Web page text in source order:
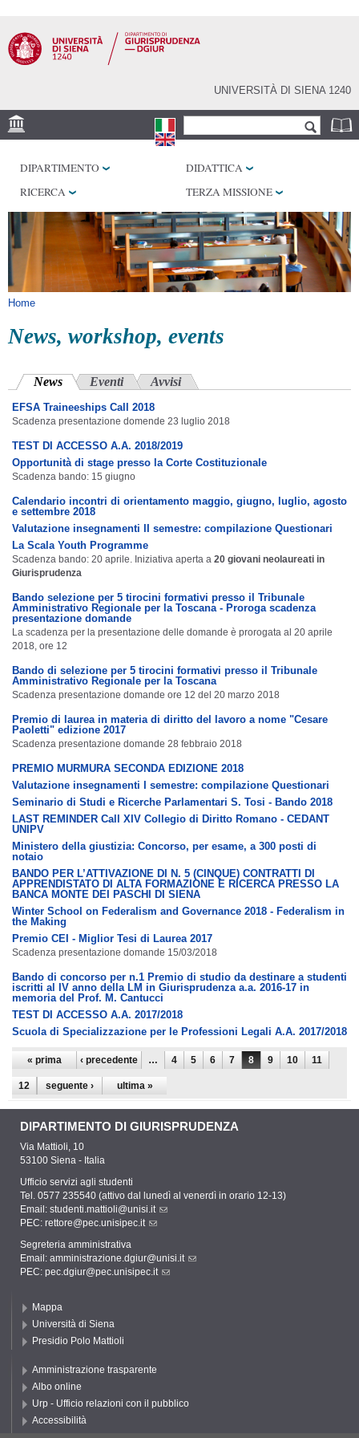
contenuto
principale
UNIVERSITÀ DI SIENA 1240
Form di ricerca
BIBLIOTECHE
SERVIZI
DIPARTIMENTO
DIDATTICA
RICERCA
TERZA MISSIONE
Tu sei qui
Home
News, workshop, events
News (scheda attiva)
Eventi Avvisi
EFSA Traineeships Call 2018
Scadenza presentazione domende 23 luglio 2018
TEST DI ACCESSO A.A. 2018/2019
Opportunità di stage presso la Corte Costituzionale
Scadenza bando: 15 giugno
Calendario incontri di orientamento maggio, giugno, luglio, agosto
e settembre 2018
Valutazione insegnamenti II semestre: compilazione Questionari
La Scala Youth Programme
Scadenza bando: 20 aprile. Iniziativa aperta a 20 giovani neolaureati in
Giurisprudenza
Bando selezione per 5 tirocini formativi presso il Tribunale
Amministrativo Regionale per la Toscana - Proroga scadenza
presentazione domande
La scadenza per la presentazione delle domande è prorogata al 20 aprile
2018, ore 12
Bando di selezione per 5 tirocini formativi presso il Tribunale
Amministrativo Regionale per la Toscana
Scadenza presentazione domande ore 12 del 20 marzo 2018
Premio di laurea in materia di diritto del lavoro a nome "Cesare
Paoletti" edizione 2017
Scadenza presentazione domande 28 febbraio 2018
PREMIO MURMURA SECONDA EDIZIONE 2018
Valutazione insegnamenti I semestre: compilazione Questionari
Seminario di Studi e Ricerche Parlamentari S. Tosi - Bando 2018
LAST REMINDER Call XIV Collegio di Diritto Romano - CEDANT
UNIPV
Ministero della giustizia: Concorso, per esame, a 300 posti di
notaio
BANDO PER L’ATTIVAZIONE DI N. 5 (CINQUE) CONTRATTI DI
APPRENDISTATO DI ALTA FORMAZIONE E RICERCA PRESSO LA
BANCA MONTE DEI PASCHI DI SIENA
Winter School on Federalism and Governance 2018 - Federalism in
the Making
Premio CEI - Miglior Tesi di Laurea 2017
Scadenza presentazione domande 15/03/2018
Bando di concorso per n.1 Premio di studio da destinare a studenti
iscritti al IV anno della LM in Giurisprudenza a.a. 2016-17 in
memoria del Prof. M. Cantucci
TEST DI ACCESSO A.A. 2017/2018
Scuola di Specializzazione per le Professioni Legali A.A. 2017/2018
Pagine
« prima ‹ precedente … 4 5 6 7 8 9 10 11
12 seguente › ultima »
DIPARTIMENTO DI GIURISPRUDENZA
Via Mattioli, 10
53100 Siena - Italia
Ufficio servizi agli studenti
Tel. 0577 235540 (attivo dal lunedì al venerdì in orario 12-13)
Email: studenti.mattioli@unisi.it
PEC: rettore@pec.unisipec.it
Segreteria amministrativa
Email: amministrazione.dgiur@unisi.it
PEC: pec.dgiur@pec.unisipec.it
Mappa
Università di Siena
Presidio Polo Mattioli
Amministrazione trasparente
Albo online
Urp - Ufficio relazioni con il pubblico
Accessibilità